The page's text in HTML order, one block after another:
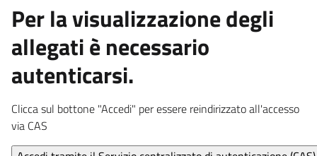
Per la visualizzazione degli
allegati è necessario
autenticarsi.
Clicca sul bottone "Accedi" per essere reindirizzato all'accesso
via CAS